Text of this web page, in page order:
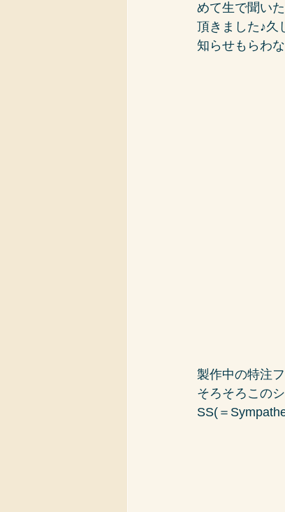
めて生で聞い
頂きました♪久
知らせもらわ
製作中の特注
そろそろこの
SS(＝